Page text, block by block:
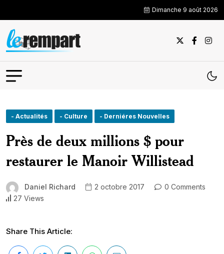
Dimanche 9 août 2026
- Actualités - Culture - Derniéres Nouvelles
Près de deux millions $ pour
restaurer le Manoir Willistead
Daniel Richard 2 octobre 2017
0 Comments
27 Views
Share This Article: